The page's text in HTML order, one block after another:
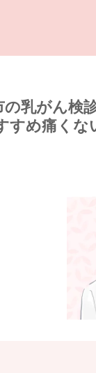
乳がん検
すめ痛くな